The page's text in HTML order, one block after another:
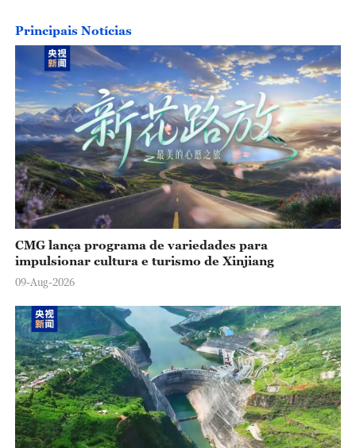
a
y
V
i
d
e
o
Principais Notícias
CMG lança programa de variedades para
impulsionar cultura e turismo de Xinjiang
09-Aug-2026